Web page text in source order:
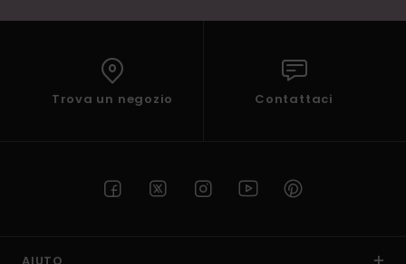
Trova un negozio Contattaci